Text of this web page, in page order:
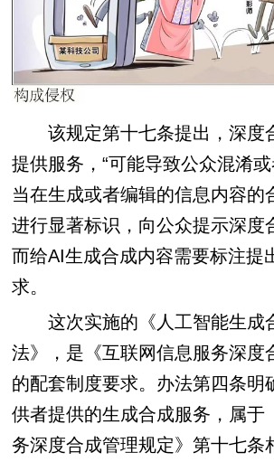
该规定第十七条提出，深度
提供服务，“可能导致公众混淆
当在生成或者编辑的信息内容的
进行显著标识，向公众提示深度
而给AI生成合成内容需要标注提
求。
这次实施的《人工智能生成
法》，是《互联网信息服务深度
的配套制度要求。办法第四条明
供者提供的生成合成服务，属于
务深度合成管理规定》第十七条